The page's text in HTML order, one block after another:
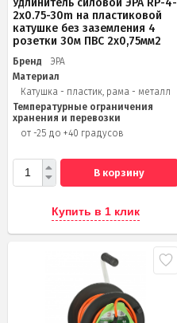
2x0.75-30m на пластиковой
катушке без заземления 4
розетки 30м ПВС 2х0,75мм2
Бренд
ЭРА
Материал
Катушка - пластик, рама - металл
Температурные ограничения
хранения и перевозки
от -25 до +40 градусов
В корзину
Купить в 1 клик